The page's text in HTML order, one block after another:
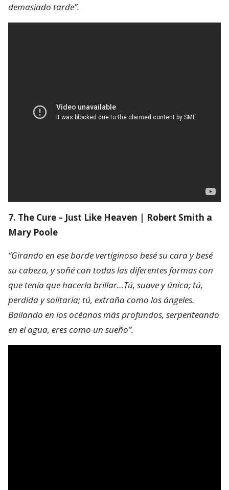
demasiado tarde”.
7. The Cure – Just Like Heaven | Robert Smith a
Mary Poole
“Girando en ese borde vertiginoso besé su cara y besé
su cabeza, y soñé con todas las diferentes formas con
que tenía que hacerla brillar…Tú, suave y única; tú,
perdida y solitaria; tú, extraña como los ángeles.
Bailando en los océanos más profundos, serpenteando
en el agua, eres como un sueño”.